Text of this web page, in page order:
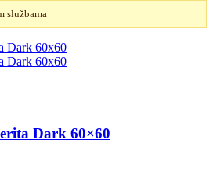
službama
Dark 60×60